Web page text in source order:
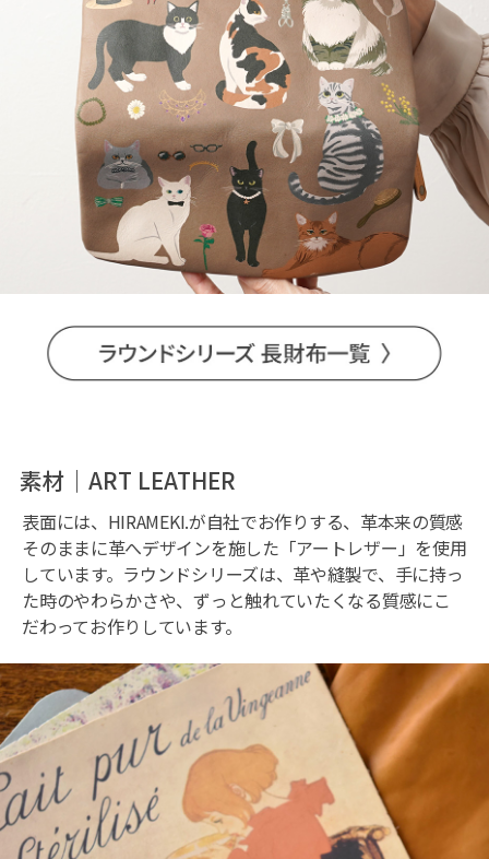
素材｜ART LEATHER
表面には、HIRAMEKI.が自社でお作りする、革本来の質感
そのままに革へデザインを施した「アートレザー」を使用
しています。ラウンドシリーズは、革や縫製で、手に持っ
た時のやわらかさや、ずっと触れていたくなる質感にこ
だわってお作りしています。